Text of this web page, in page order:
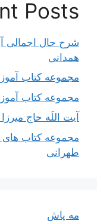
Posts
شرح حال اجمالی
همدانی
مجموعه کتاب
مجموعه کتاب
آیت اللَه حاج
مجموعه کتاب
طهرانی
مه پاش